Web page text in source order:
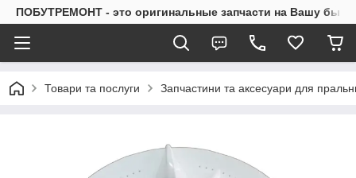
ПОБУТРЕМОНТ - это оригинальные запчасти на Вашу
Товари та послуги Запчастини та аксесуари для